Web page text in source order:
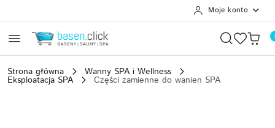
Moje konto
Strona główna Wanny SPA i Wellness
Eksploatacja SPA Części zamienne do wanien SPA